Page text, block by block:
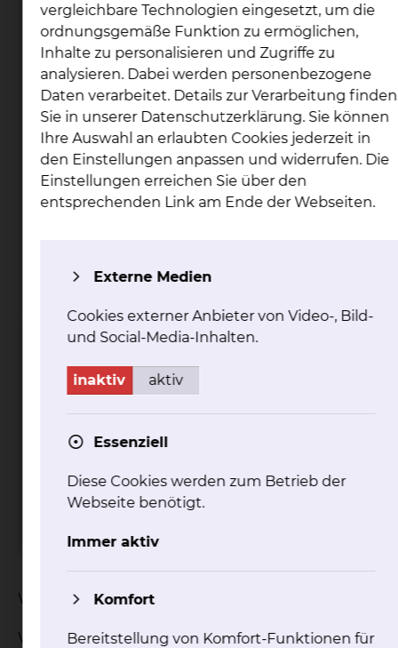
Veranstaltungsort
Elternschule Klinikum
Braunschweig
Celler Strasse 38
38114 Braunschweig
Kurzbeschreibung
Im
Geburtsvorbereitungskurs
können sich die
Schwangeren auf die
Geburt ihres Kindes und
Geburtsphasen und
Geburtspositionen
- Atem-und
- Versorgung des
Neugeborenes
- Wochenbettzeit
Der Kurs beinhaltet 7
Treffen à 2 Stunden mit 2
Wann: 1x pro Woche für jeweils 2 Stunden
Wo: Elternschule Klinikum Braunschweig,
vergleichbare Technologien eingesetzt, um die
ordnungsgemäße Funktion zu ermöglichen,
Inhalte zu personalisieren und Zugriffe zu
analysieren. Dabei werden personenbezogene
Daten verarbeitet. Details zur Verarbeitung finden
Sie in unserer Datenschutzerklärung. Sie können
Ihre Auswahl an erlaubten Cookies jederzeit in
den Einstellungen anpassen und widerrufen. Die
Einstellungen erreichen Sie über den
entsprechenden Link am Ende der Webseiten.
Externe Medien
Cookies externer Anbieter von Video-, Bild-
und Social-Media-Inhalten.
inaktiv aktiv
Essenziell
Diese Cookies werden zum Betrieb der
Webseite benötigt.
Immer aktiv
Komfort
Bereitstellung von Komfort-Funktionen für